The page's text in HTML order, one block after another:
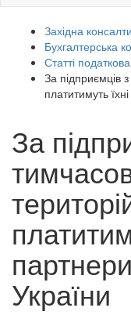
Західна
Бухгалтерська
Статті
За підприємців
платитимуть
За
України